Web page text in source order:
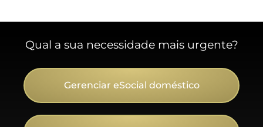
Qual a sua necessidade mais urgente?
Gerenciar eSocial doméstico